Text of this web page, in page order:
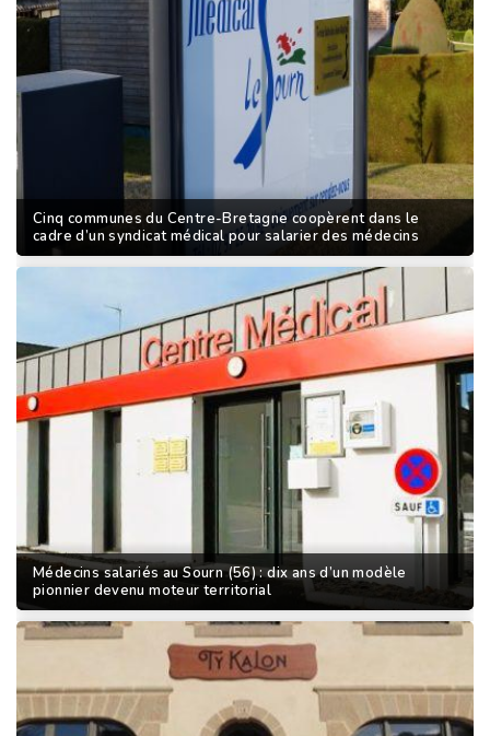
Cinq communes du Centre-Bretagne coopèrent dans le
cadre d’un syndicat médical pour salarier des médecins
Médecins salariés au Sourn (56) : dix ans d’un modèle
pionnier devenu moteur territorial